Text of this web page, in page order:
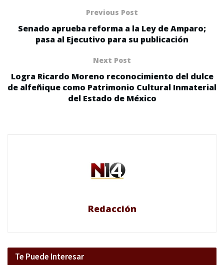
Previous Post
Senado aprueba reforma a la Ley de Amparo;
pasa al Ejecutivo para su publicación
Next Post
Logra Ricardo Moreno reconocimiento del dulce
de alfeñique como Patrimonio Cultural Inmaterial
del Estado de México
Redacción
Te Puede Interesar